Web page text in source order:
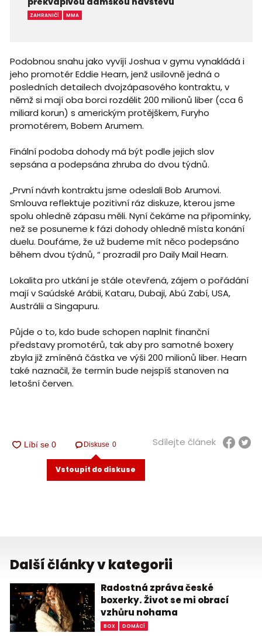
ZAHRANIČÍ MMA
Podobnou snahu jako vyvíjí Joshua v gymu vynakládá i
jeho promotér Eddie Hearn, jenž usilovně jedná o
posledních detailech dvojzápasového kontraktu, v
němž si mají oba borci rozdělit 200 milionů liber (cca 6
miliard korun) s americkým protějškem, Furyho
promotérem, Bobem Arumem.
Finální podoba dohody má být podle jejich slov
sepsána a podepsána zhruba do dvou týdnů.
„První návrh kontraktu jsme odeslali Bob Arumovi.
Smlouva reflektuje pozitivní ráz diskuze, kterou jsme
spolu ohledně zápasu měli. Nyní čekáme na připomínky,
než se posuneme k fázi dohody ohledně místa konání
duelu. Doufáme, že už budeme mít něco podepsáno
během dvou týdnů, “ prozradil pro Daily Mail Hearn.
Lokalita pro utkání je stále otevřená, zájem o pořádání
mají v Saúdské Arábii, Kataru, Dubaji, Abú Zabí, USA,
Austrálii a Singapuru.
Půjde o to, kdo bude schopen naplnit finanční
představy promotérů, tak aby pro samotné boxery
zbyla již zmíněná částka ve výši 200 milionů liber. Hearn
také naznačil, že termín bude nejspíš stanoven na
letošní červen.
Diskuse 0
Vstoupit do diskuse
Sdílejte článek
Další články v kategorii
Radostná zpráva české
boxerky. Život se mi obrací
vzhůru nohama
BOX DOMÁCÍ